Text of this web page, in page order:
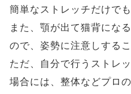
簡単なストレッチだけで
また、顎が出て猫背にな
ので、姿勢に注意しする
ただ、自分で行うストレ
場合には、整体などプロ